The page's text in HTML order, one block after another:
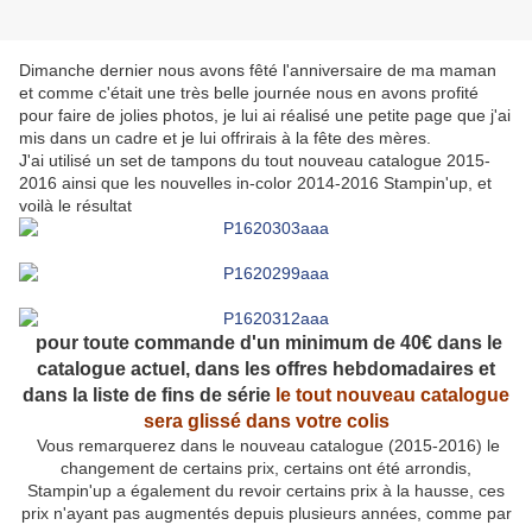
Dimanche dernier nous avons fêté l'anniversaire de ma maman
et comme c'était une très belle journée nous en avons profité
pour faire de jolies photos, je lui ai réalisé une petite page que j'ai
mis dans un cadre et je lui offrirais à la fête des mères.
J'ai utilisé un set de tampons du tout nouveau catalogue 2015-
2016 ainsi que les nouvelles in-color 2014-2016 Stampin'up, et
voilà le résultat
pour toute commande d'un minimum de 40€ dans le
catalogue actuel, dans les offres hebdomadaires et
dans la liste de fins de série le tout nouveau catalogue
sera glissé dans votre colis
Vous remarquerez dans le nouveau catalogue (2015-2016) le
changement de certains prix, certains ont été arrondis,
Stampin'up a également du revoir certains prix à la hausse, ces
prix n'ayant pas augmentés depuis plusieurs années, comme par